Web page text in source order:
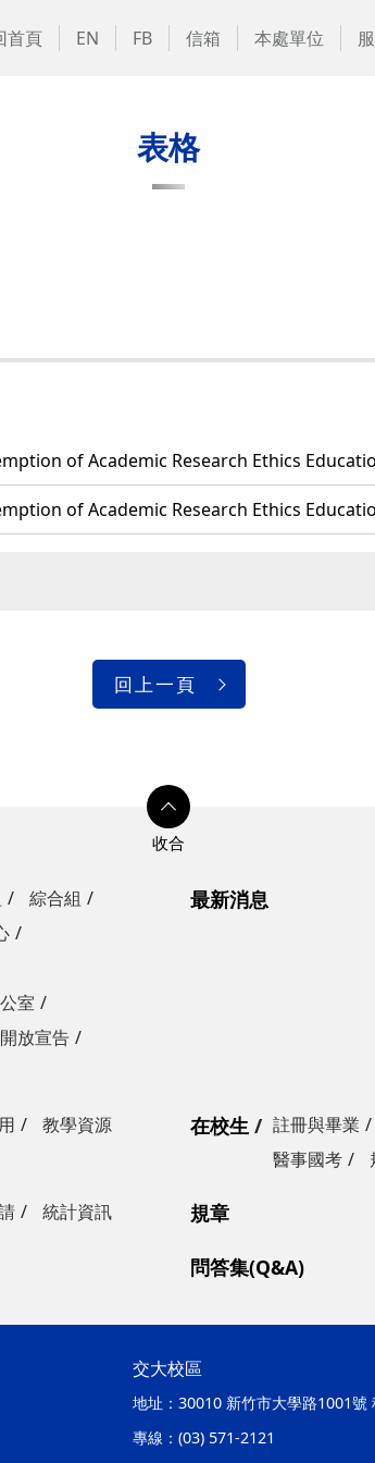
首頁 EN FB 信箱 本處單位
表格
of Academic Research Ethics
of Academic Research Ethics
回上一頁
綜合組
室
放宣告
最新消息
教學資源 在校生 註冊與畢業
醫事國考
統計資訊 規章
問答集(Q&A)
交大校區
地址： 30010 新竹市大學路1001號
專線： (03) 571-2121